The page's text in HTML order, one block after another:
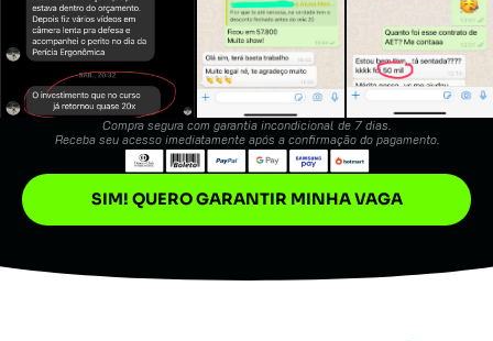
SIM! QUERO GARANTIR MINHA VAGA
Compra segura com garantia incondicional de 7 dias.
Receba seu acesso imediatamente após a confirmação do pagamento.